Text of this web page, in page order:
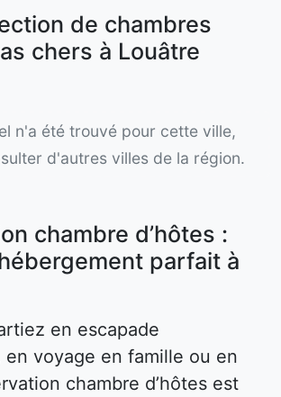
de chambres
chers à Louâtre
n'a été trouvé pour cette ville,
d'autres villes de la région.
chambre d’hôtes :
parfait à
en escapade
en voyage en famille ou en
chambre d’hôtes est